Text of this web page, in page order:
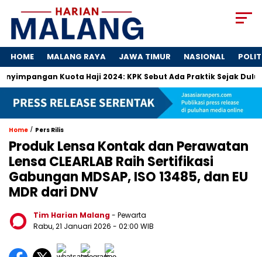
HOME MALANG RAYA JAWA TIMUR NASIONAL
Kuota Haji 2024: KPK Sebut Ada Praktik Sejak Dulu
Home / Pers Rilis
Produk Lensa Kontak dan Perawatan
Lensa CLEARLAB Raih Sertifikasi
Gabungan MDSAP, ISO 13485, dan EU
MDR dari DNV
Tim Harian Malang- Pewarta
Rabu, 21 Januari 2026 - 02:00 WIB